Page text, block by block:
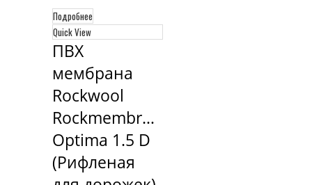
Подробнее
Quick View
ПВХ
мембрана
Rockwool
Rockmembrane
Optima 1.5 D
(Рифленая